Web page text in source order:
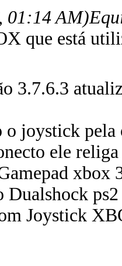
01:14 AM)
que está
3.7.6.3
o joystick
ele
xbox
Joystick